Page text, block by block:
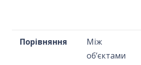
Порівняння
Між
об’єктами